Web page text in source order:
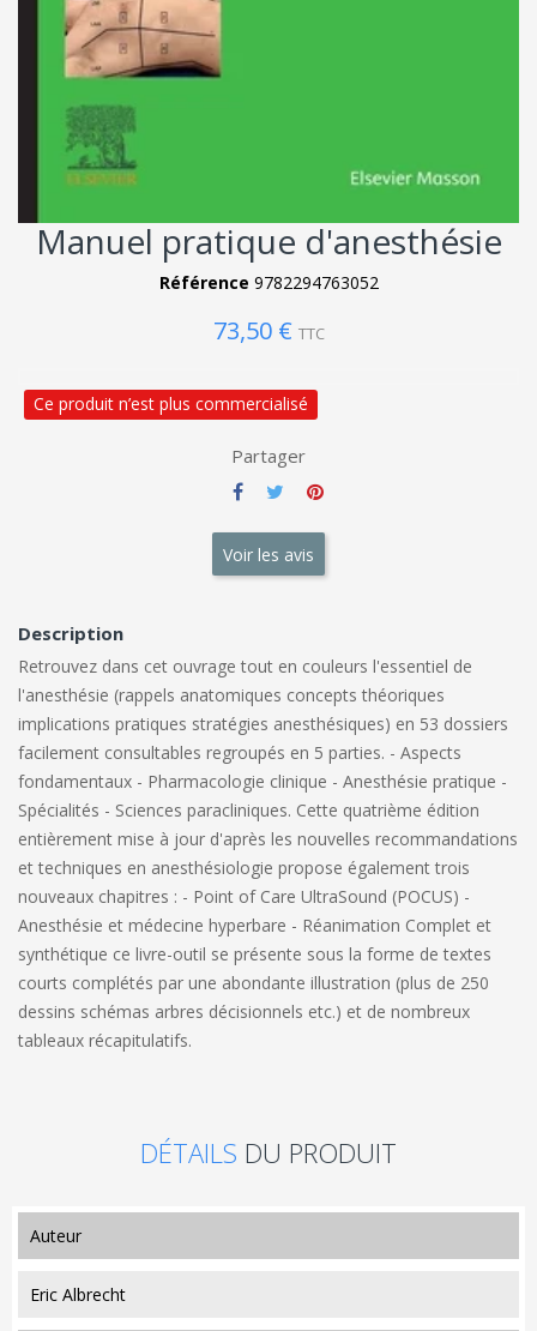
Manuel pratique d'anesthésie
Référence 9782294763052
73,50 € TTC
Ce produit n’est plus commercialisé
Partager
Voir les avis
Description
Retrouvez dans cet ouvrage tout en couleurs l'essentiel de
l'anesthésie (rappels anatomiques concepts théoriques
implications pratiques stratégies anesthésiques) en 53 dossiers
facilement consultables regroupés en 5 parties. - Aspects
fondamentaux - Pharmacologie clinique - Anesthésie pratique -
Spécialités - Sciences paracliniques. Cette quatrième édition
entièrement mise à jour d'après les nouvelles recommandations
et techniques en anesthésiologie propose également trois
nouveaux chapitres : - Point of Care UltraSound (POCUS) -
Anesthésie et médecine hyperbare - Réanimation Complet et
synthétique ce livre-outil se présente sous la forme de textes
courts complétés par une abondante illustration (plus de 250
dessins schémas arbres décisionnels etc.) et de nombreux
tableaux récapitulatifs.
DÉTAILS DU PRODUIT
auteur
Eric Albrecht